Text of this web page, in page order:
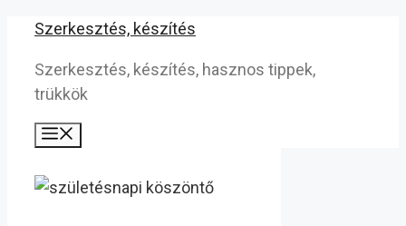
Kilépés
tartalomba
Szerkesztés, készítés
Szerkesztés, készítés, hasznos tippek,
trükkök